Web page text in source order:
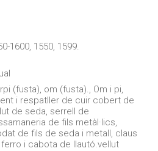
1600, 1550, 1599.
(fusta), om (fusta)., Om i pi,
i respatller de cuir cobert de
de seda, serrell de
de fils metàl·lics,
de fils de seda i metall, claus
i cabota de llautó.vellut